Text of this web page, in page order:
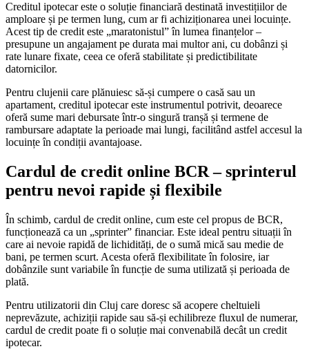
Creditul ipotecar este o soluție financiară destinată investițiilor de
amploare și pe termen lung, cum ar fi achiziționarea unei locuințe.
Acest tip de credit este „maratonistul” în lumea finanțelor –
presupune un angajament pe durata mai multor ani, cu dobânzi și
rate lunare fixate, ceea ce oferă stabilitate și predictibilitate
datornicilor.
Pentru clujenii care plănuiesc să-și cumpere o casă sau un
apartament, creditul ipotecar este instrumentul potrivit, deoarece
oferă sume mari debursate într-o singură tranșă și termene de
rambursare adaptate la perioade mai lungi, facilitând astfel accesul la
locuințe în condiții avantajoase.
Cardul de credit online BCR – sprinterul
pentru nevoi rapide și flexibile
În schimb, cardul de credit online, cum este cel propus de BCR,
funcționează ca un „sprinter” financiar. Este ideal pentru situații în
care ai nevoie rapidă de lichidități, de o sumă mică sau medie de
bani, pe termen scurt. Acesta oferă flexibilitate în folosire, iar
dobânzile sunt variabile în funcție de suma utilizată și perioada de
plată.
Pentru utilizatorii din Cluj care doresc să acopere cheltuieli
neprevăzute, achiziții rapide sau să-și echilibreze fluxul de numerar,
cardul de credit poate fi o soluție mai convenabilă decât un credit
ipotecar.